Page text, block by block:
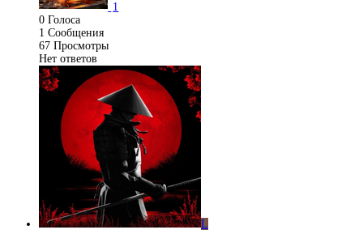
1
0 Голоса
1 Сообщения
67 Просмотры
Нет ответов
L